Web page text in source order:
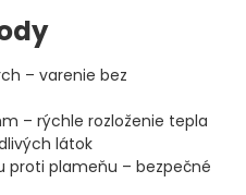
– varenie bez
– rýchle rozloženie tepla
látok
proti plameňu – bezpečné